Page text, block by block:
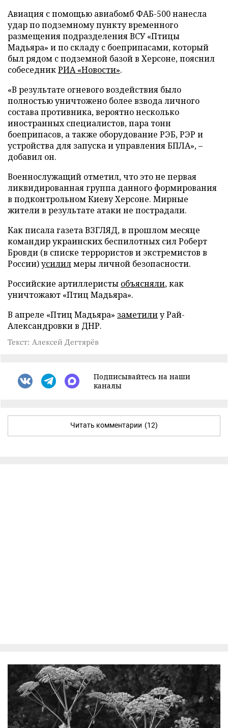
Авиация с помощью авиабомб ФАБ-500 нанесла
удар по подземному пункту временного
размещения подразделения ВСУ «Птицы
Мадьяра» и по складу с боеприпасами, который
был рядом с подземной базой в Херсоне, пояснил
собеседникРИА «Новости».
«В результате огневого воздействия было
полностью уничтожено более взвода личного
состава противника, вероятно несколько
иностранных специалистов, пара тонн
боеприпасов, а также оборудование РЭБ, РЭР и
устройства для запуска и управления БПЛА», –
добавил он.
Военнослужащий отметил, что это не первая
ликвидированная группа данного формирования
в подконтрольном Киеву Херсоне. Мирные
жители в результате атаки не пострадали.
Как писала газета ВЗГЛЯД, в прошлом месяце
командир украинских беспилотных сил Роберт
Бровди (в списке террористов и экстремистов в
России)усилилмеры личной безопасности.
Российские артиллеристы объясняли, как
уничтожают «Птиц Мадьяра».
В апреле «Птиц Мадьяра» заметилиу Рай-
Александровки в ДНР.
Текст: Алексей Дегтярёв
Подписывайтесь на наши
каналы
Читать комментарии (12)